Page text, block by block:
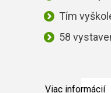
Tím
58
Viac informácií